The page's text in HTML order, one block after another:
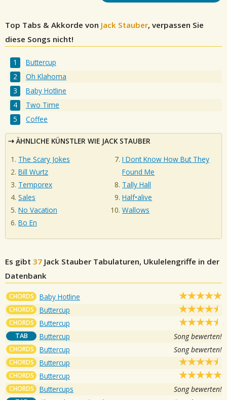
Top Tabs & Akkorde von Jack Stauber, verpassen Sie
diese Songs nicht!
Buttercup
Oh Klahoma
Baby Hotline
Two Time
Coffee
ÄHNLICHE KÜNSTLER WIE JACK STAUBER
The Scary Jokes
Bill Wurtz
Temporex
Sales
No Vacation
Bo En
I Dont Know How But They
Found Me
Tally Hall
Half•alive
Wallows
Es gibt 37 Jack Stauber Tabulaturen, Ukulelengriffe in der
Datenbank
CHORDS Baby Hotline
CHORDS Buttercup
CHORDS Buttercup
TAB Buttercup Song bewerten!
CHORDS Buttercup Song bewerten!
CHORDS Buttercup
CHORDS Buttercup
CHORDS Buttercups Song bewerten!